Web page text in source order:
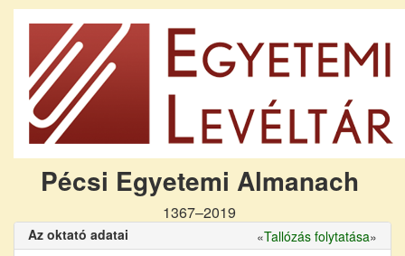
Pécsi Egyetemi Almanach
1367–2019
Az oktató adatai «Tallózás folytatása»